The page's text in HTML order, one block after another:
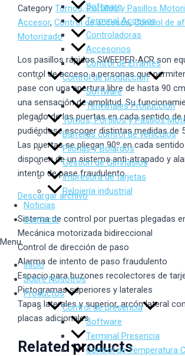
Software
Terminal Accesos
Controladoras
Accesorios
Control de Errantes
Control de producción
Software
Terminales Producción
Tornos, Portillos y Pasillos
Barreras control de vehículos
Pilonas y Bolardos
Gestión de Gimnasios
Impresora de tarjetas
Relojería industrial
Noticias
Contacto
Menu
Inicio
Sobre Nosotros
Productos
Control de presencia
Software
Terminal Presencia
Control de Temperatura
Category Tornos, Portillos y Pasillos
Accesor,Control de accesos,Control de
Motorizado
Los pasillos rápidos SWEEPER-ACR son
control de acceso a personas que
pase con una apertura libre de hasta 90
una sensación de amplitud. Su
plegado de las puertas en cada sentido de
pudiéndose escoger distintas medidas de
Las puertas se pliegan 90º en cada
disponen de un sistema anti-atrapado y
intento de pase fraudulento.
Descargar archivo
Sistema de control por puertas plegadas
Mecánica motorizada bidireccional
Control de dirección de paso
Alarma de intento de paso fraudulento
Espacio para buzones recolectores de
Pictogramas superiores y laterales
Tapas laterales y superior, arcón lateral
placas adicionales.
Related products